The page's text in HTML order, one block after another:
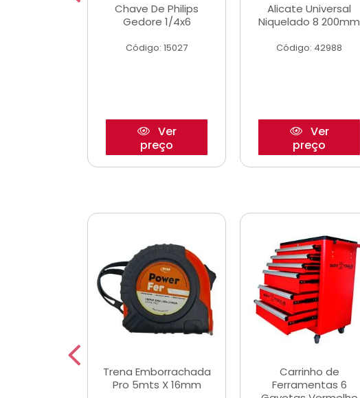
Chave De Philips
Gedore 1/4x6
Código: 15027
Ver
preço
Alicate Universal
Niquelado 8 200mm
Código: 42988
Ver
preço
Trena Emborrachada
Pro 5mts X 16mm
Carrinho de
Ferramentas 6